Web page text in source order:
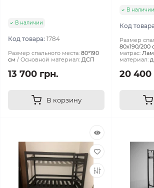
В наличии
Код товара: 1784
Размер спального места: 80*190
см
Основной материал: ДСП
13 700 грн.
В корзину
В наличии
Код
Размер
80х190/200
матрас:
материал:
20 400